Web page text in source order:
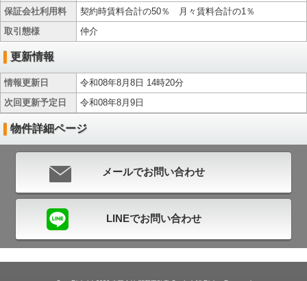
保証会社利用料
契約時賃料合計の50％ 月々賃料合計の1％
取引態様
仲介
更新情報
情報更新日
令和08年8月8日 14時20分
次回更新予定日
令和08年8月9日
物件詳細ページ
メールでお問い合わせ
LINEでお問い合わせ